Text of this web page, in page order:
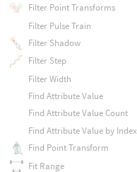
Filter Point Transforms
Filter Pulse Train
Filter Shadow
Filter Step
Filter Width
Find Attribute Value
Find Attribute Value Count
Find Attribute Value by Index
Find Point Transform
Fit Range